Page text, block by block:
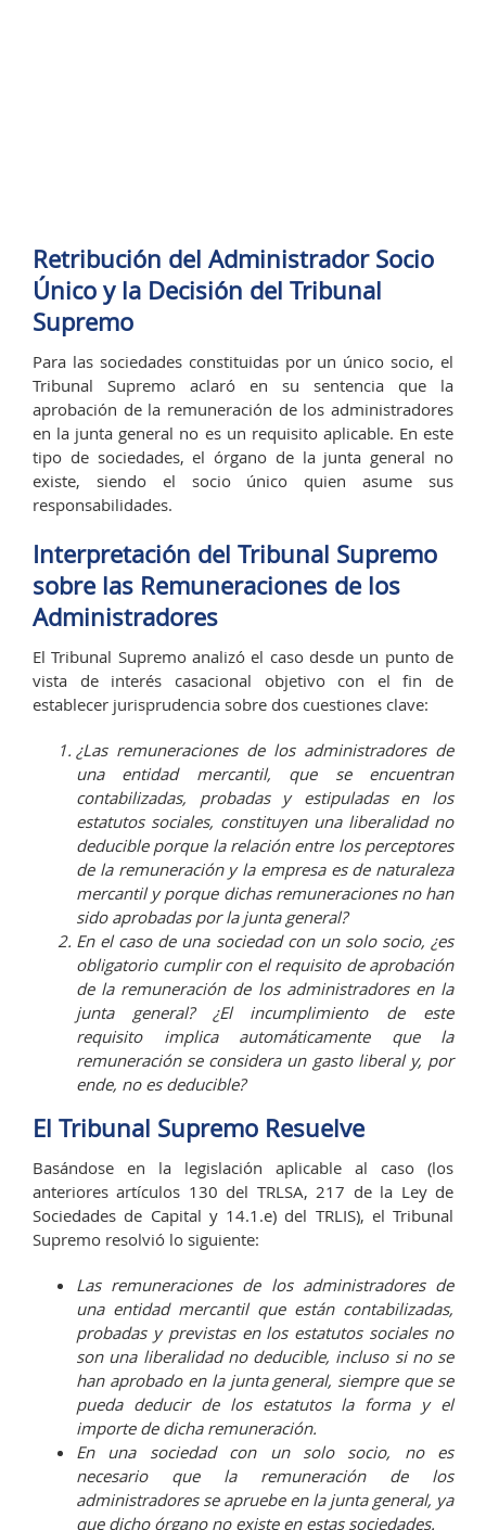
Retribución del Administrador Socio
Único y la Decisión del Tribunal
Supremo
Para las sociedades constituidas por un único socio, el
Tribunal Supremo aclaró en su sentencia que la
aprobación de la remuneración de los administradores
en la junta general no es un requisito aplicable. En este
tipo de sociedades, el órgano de la junta general no
existe, siendo el socio único quien asume sus
responsabilidades.
Interpretación del Tribunal Supremo
sobre las Remuneraciones de los
Administradores
El Tribunal Supremo analizó el caso desde un punto de
vista de interés casacional objetivo con el fin de
establecer jurisprudencia sobre dos cuestiones clave:
¿Las remuneraciones de los administradores de
una entidad mercantil, que se encuentran
contabilizadas, probadas y estipuladas en los
estatutos sociales, constituyen una liberalidad no
deducible porque la relación entre los perceptores
de la remuneración y la empresa es de naturaleza
mercantil y porque dichas remuneraciones no han
sido aprobadas por la junta general?
En el caso de una sociedad con un solo socio, ¿es
obligatorio cumplir con el requisito de aprobación
de la remuneración de los administradores en la
junta general? ¿El incumplimiento de este
requisito implica automáticamente que la
remuneración se considera un gasto liberal y, por
ende, no es deducible?
El Tribunal Supremo Resuelve
Basándose en la legislación aplicable al caso (los
anteriores artículos 130 del TRLSA, 217 de la Ley de
Sociedades de Capital y 14.1.e) del TRLIS), el Tribunal
Supremo resolvió lo siguiente:
Las remuneraciones de los administradores de
una entidad mercantil que están contabilizadas,
probadas y previstas en los estatutos sociales no
son una liberalidad no deducible, incluso si no se
han aprobado en la junta general, siempre que se
pueda deducir de los estatutos la forma y el
importe de dicha remuneración.
En una sociedad con un solo socio, no es
necesario que la remuneración de los
administradores se apruebe en la junta general, ya
que dicho órgano no existe en estas sociedades.